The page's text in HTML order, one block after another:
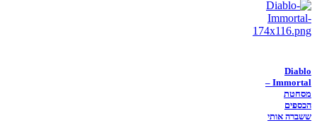
Diablo
Immortal –
מסחטת
הכספים
ששברה אותי